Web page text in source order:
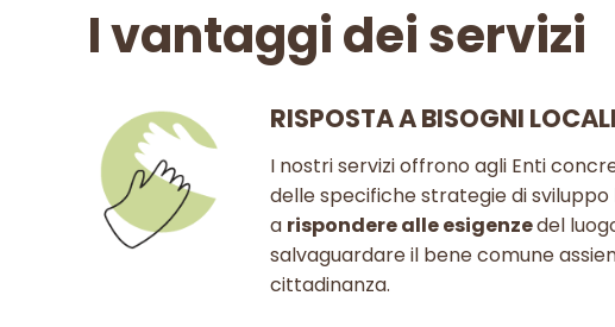
I vantaggi dei servizi
RISPOSTA A BISOGNI LOCALI
I nostri servizi offrono agli Enti
delle specifiche strategie di
a rispondere alle esigenzedel
salvaguardare il bene comune
cittadinanza.